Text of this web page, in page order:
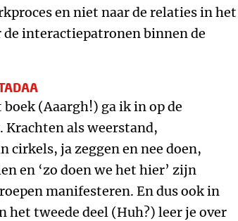
en niet naar de relaties in het
interactiepatronen binnen de
(Aaargh!) ga ik in op de
als weerstand,
cirkels, ja zeggen en nee doen,
en ‘zo doen we het hier’ zijn
manifesteren. En dus ook in
het tweede deel (Huh?) leer je over